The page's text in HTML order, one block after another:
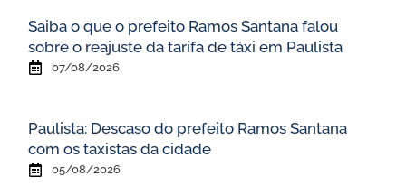
Saiba o que o prefeito Ramos Santana falou
sobre o reajuste da tarifa de táxi em Paulista
07/08/2026
Paulista: Descaso do prefeito Ramos Santana
com os taxistas da cidade
05/08/2026